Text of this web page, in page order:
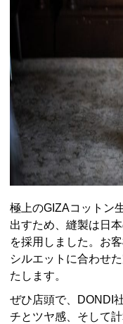
極上のGIZAコットン
出すため、縫製は日
を採用しました。お
シルエットに合わせ
たします。
ぜひ店頭で、DONDI
チとツヤ感、そして